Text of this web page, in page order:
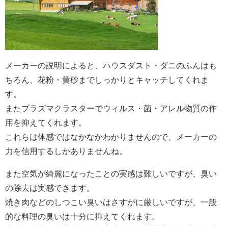
メーカーの説明によると、ハウスダスト・ダニのふんはも
ちろん、花粉・黄砂までしっかりとキャッチしてくれま
す。
またプラズマクラスターでウィルス・菌・アレル物質の作
用を抑えてくれます。
これらは体感ではなかなかわかりませんので、メーカーの
力を信用するしかありませんね。
また空気が綺麗になったことの実感は難しいですが、臭い
の除去は実感できます。
焼き肉などのしつこい臭いはさすがに厳しいですが、一般
的な料理の臭いは十分に抑えてくれます。